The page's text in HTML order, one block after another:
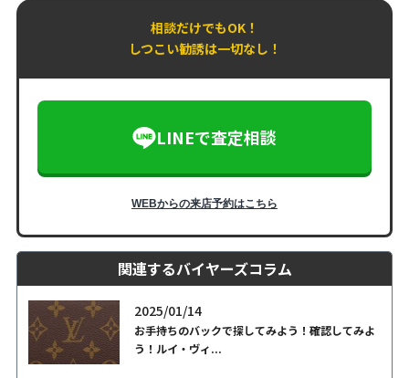
相談だけでもOK！
しつこい勧誘は一切なし！
LINEで査定相談
WEBからの来店予約はこちら
関連するバイヤーズコラム
2025/01/14
お手持ちのバックで探してみよう！確認してみよ
う！ルイ・ヴィ...